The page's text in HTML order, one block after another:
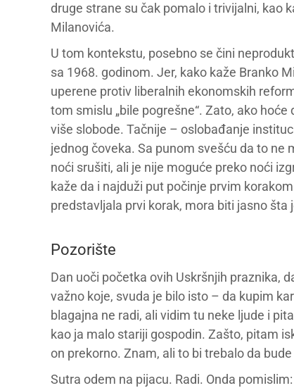
druge strane su čak pomalo i trivijalni, kao
Milanovića.
U tom kontekstu, posebno se čini
sa 1968. godinom. Jer, kako kaže Branko
uperene protiv liberalnih ekonomskih
tom smislu „bile pogrešne“. Zato, ako
više slobode. Tačnije – oslobađanje
jednog čoveka. Sa punom svešću da to ne
noći srušiti, ali je nije moguće preko noći
kaže da i najduži put počinje prvim
predstavljala prvi korak, mora biti jasno šta
Pozorište
Dan uoči početka ovih Uskršnjih praznika,
važno koje, svuda je bilo isto – da kupim
blagajna ne radi, ali vidim tu neke ljude i
kao ja malo stariji gospodin. Zašto, pitam
on prekorno. Znam, ali to bi trebalo da
Sutra odem na pijacu. Radi. Onda